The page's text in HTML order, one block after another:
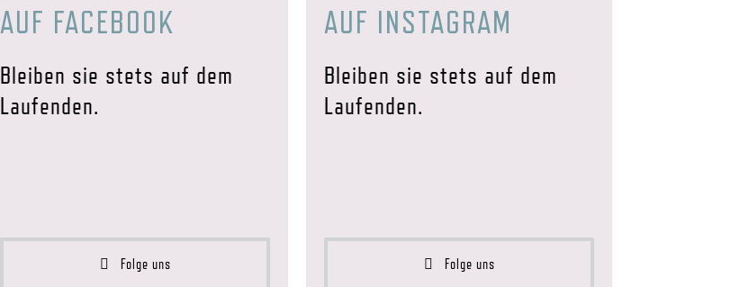
AUF FACEBOOK
Bleiben sie stets auf dem
Laufenden.
Folge uns
AUF INSTAGRAM
Bleiben sie stets auf dem
Laufenden.
Folge uns